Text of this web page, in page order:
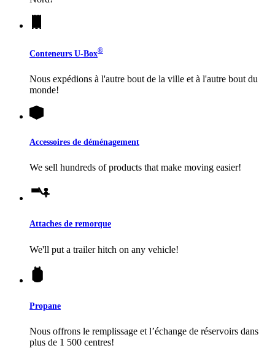
Conteneurs U-Box®
Nous expédions à l'autre bout de la ville et à l'autre bout du
monde!
Accessoires de déménagement
We sell hundreds of products that make moving easier!
Attaches de remorque
We'll put a trailer hitch on any vehicle!
Propane
Nous offrons le remplissage et l’échange de réservoirs dans
plus de 1 500 centres!